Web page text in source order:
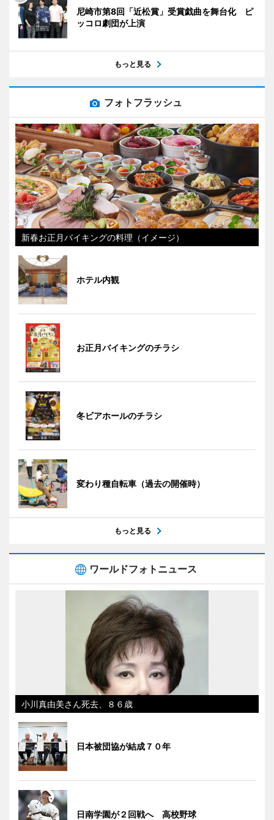
尼崎市第8回「近松賞」受賞戯曲を舞台化 ピ
ッコロ劇団が上演
もっと見る
フォトフラッシュ
新春お正月バイキングの料理（イメージ）
ホテル内観
お正月バイキングのチラシ
冬ビアホールのチラシ
変わり種自転車（過去の開催時）
もっと見る
ワールドフォトニュース
小川真由美さん死去、８６歳
日本被団協が結成７０年
日南学園が２回戦へ 高校野球